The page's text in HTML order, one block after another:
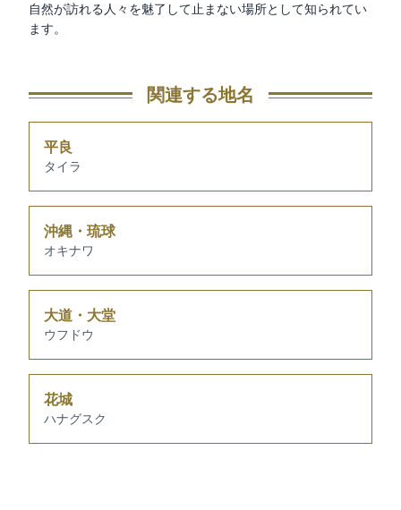
自然が訪れる人々を魅了して止まない場所として知られてい
ます。
関連する地名
平良
タイラ
沖縄・琉球
オキナワ
大道・大堂
ウフドウ
花城
ハナグスク